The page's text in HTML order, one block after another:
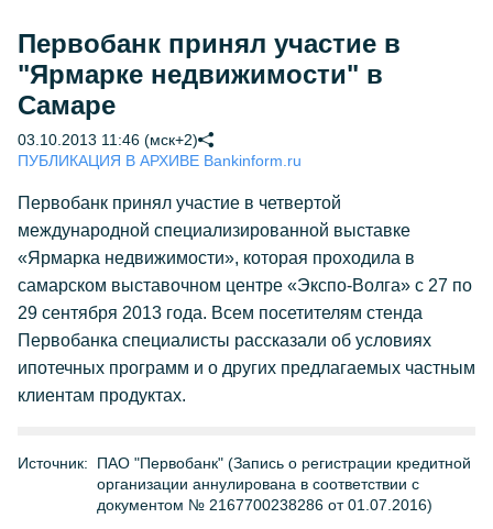
Первобанк принял участие в
"Ярмарке недвижимости" в
Самаре
03.10.2013 11:46 (мск+2)
ПУБЛИКАЦИЯ В АРХИВЕ Bankinform.ru
Первобанк принял участие в четвертой
международной специализированной выставке
«Ярмарка недвижимости», которая проходила в
самарском выставочном центре «Экспо-Волга» с 27 по
29 сентября 2013 года. Всем посетителям стенда
Первобанка специалисты рассказали об условиях
ипотечных программ и о других предлагаемых частным
клиентам продуктах.
Источник:
ПАО "Первобанк" (Запись о регистрации кредитной
организации аннулирована в соответствии с
документом № 2167700238286 от 01.07.2016)